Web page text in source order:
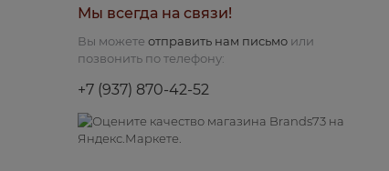
Мы всегда на связи!
Вы можете отправить нам письмо или
позвонить по телефону:
+7 (937) 870-42-52